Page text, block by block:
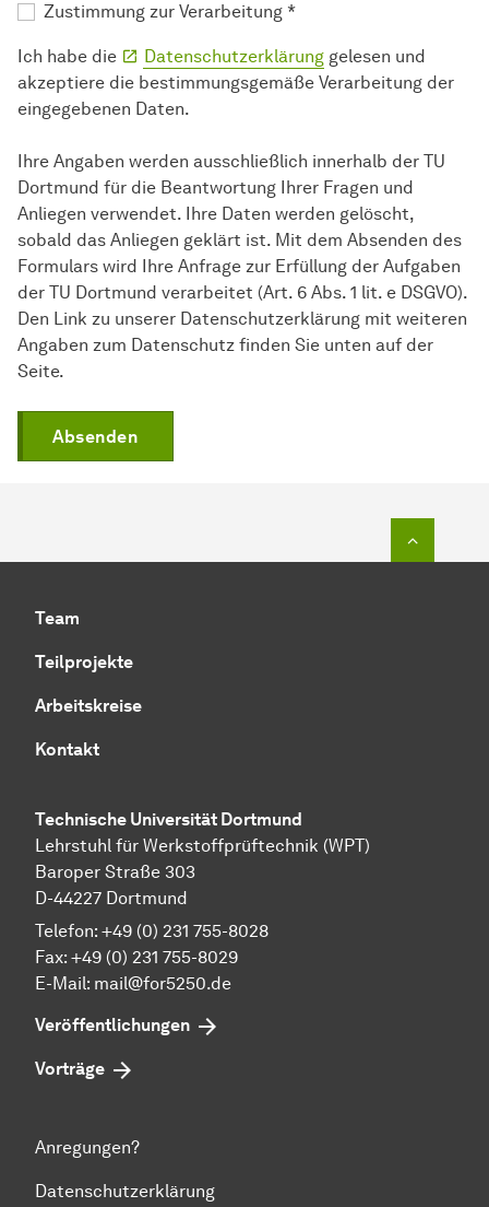
Zustimmung zur Verarbeitung *
Ich habe die Datenschutzerklärung gelesen und
akzeptiere die bestimmungsgemäße Verarbeitung der
eingegebenen Daten.
Ihre Angaben werden ausschließlich innerhalb der TU
Dortmund für die Beantwortung Ihrer Fragen und
Anliegen verwendet. Ihre Daten werden gelöscht,
sobald das Anliegen geklärt ist. Mit dem Absenden des
Formulars wird Ihre Anfrage zur Erfüllung der Aufgaben
der TU Dortmund verarbeitet (Art. 6 Abs. 1 lit. e DSGVO).
Den Link zu unserer Datenschutzerklärung mit weiteren
Angaben zum Datenschutz finden Sie unten auf der
Seite.
Absenden
Team
Teilprojekte
Arbeitskreise
Kontakt
Technische Universität Dortmund
Lehrstuhl für Werkstoffprüftechnik (WPT)
Baroper Straße 303
D-44227 Dortmund
Telefon: +49 (0) 231 755-8028
Fax: +49 (0) 231 755-8029
E-Mail: mail@for5250.de
Veröffentlichungen
Vorträge
Anregungen?
Datenschutzerklärung